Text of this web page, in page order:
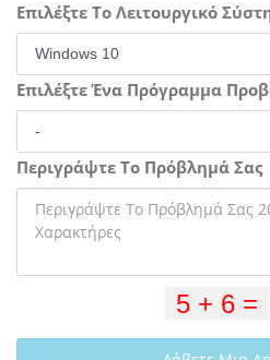
Επιλέξτε Το Λειτουργικό
Επιλέξτε Ένα Πρόγραμμα
Περιγράψτε Το Πρόβλημά Σας